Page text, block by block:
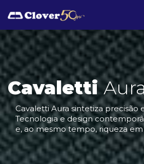
GamerWay
Para amplificar a experiência ao
tecnologia e as soluções
para criar uma cadeira única,
ergonomia em um design